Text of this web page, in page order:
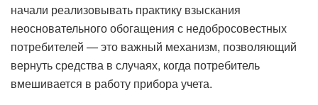
начали реализовывать практику взыскания
неосновательного обогащения с недобросовестных
потребителей — это важный механизм, позволяющий
вернуть средства в случаях, когда потребитель
вмешивается в работу прибора учета.